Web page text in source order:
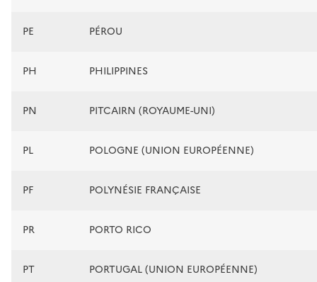
PE PÉROU
PH PHILIPPINES
PN PITCAIRN (ROYAUME-UNI)
PL POLOGNE (UNION EUROPÉENNE)
PF POLYNÉSIE FRANÇAISE
PR PORTO RICO
PT PORTUGAL (UNION EUROPÉENNE)